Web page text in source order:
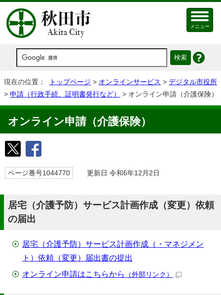
メニュー
現在の位置： トップページ > オンラインサービス > デジタル市役所
> 申請（行政手続、証明書発行など） > オンライン申請（介護保険）
オンライン申請（介護保険）
ページ番号1044770 更新日 令和6年12月2日
居宅（介護予防）サービス計画作成（変更）依頼
の届出
居宅（介護予防）サービス計画作成（・マネジメン
ト）依頼（変更）届出書の提出
オンライン申請はこちらから
（外部リンク）